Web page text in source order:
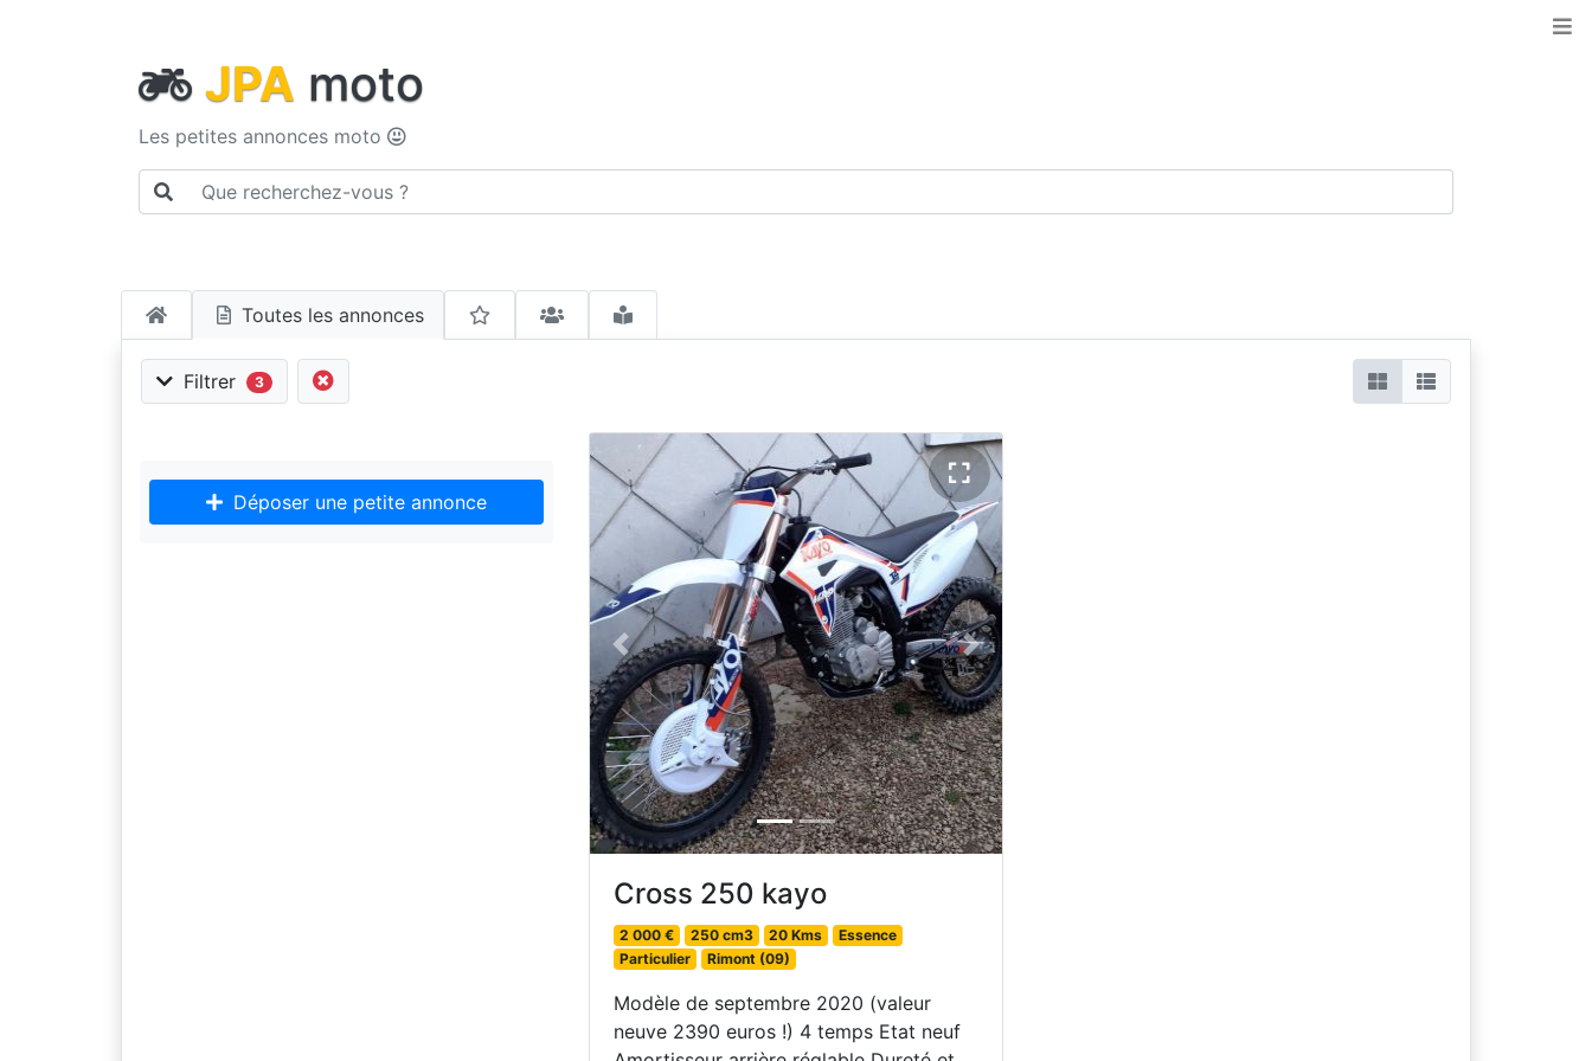
JPA moto
Les petites annonces moto
Toutes les annonces
Filtrer 3
Déposer une petite annonce
Previous Next
Cross 250 kayo
2 000 € 250 cm3 20 Kms
Essence
Particulier
Rimont (09)
Modèle de septembre 2020 (valeur
neuve 2390 euros !) 4 temps Etat neuf